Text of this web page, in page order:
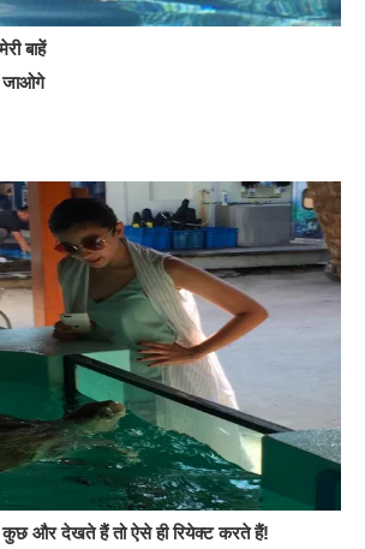
बाहें
जाओगे
और देखते हैं तो ऐसे ही रियेक्ट करते हैं!